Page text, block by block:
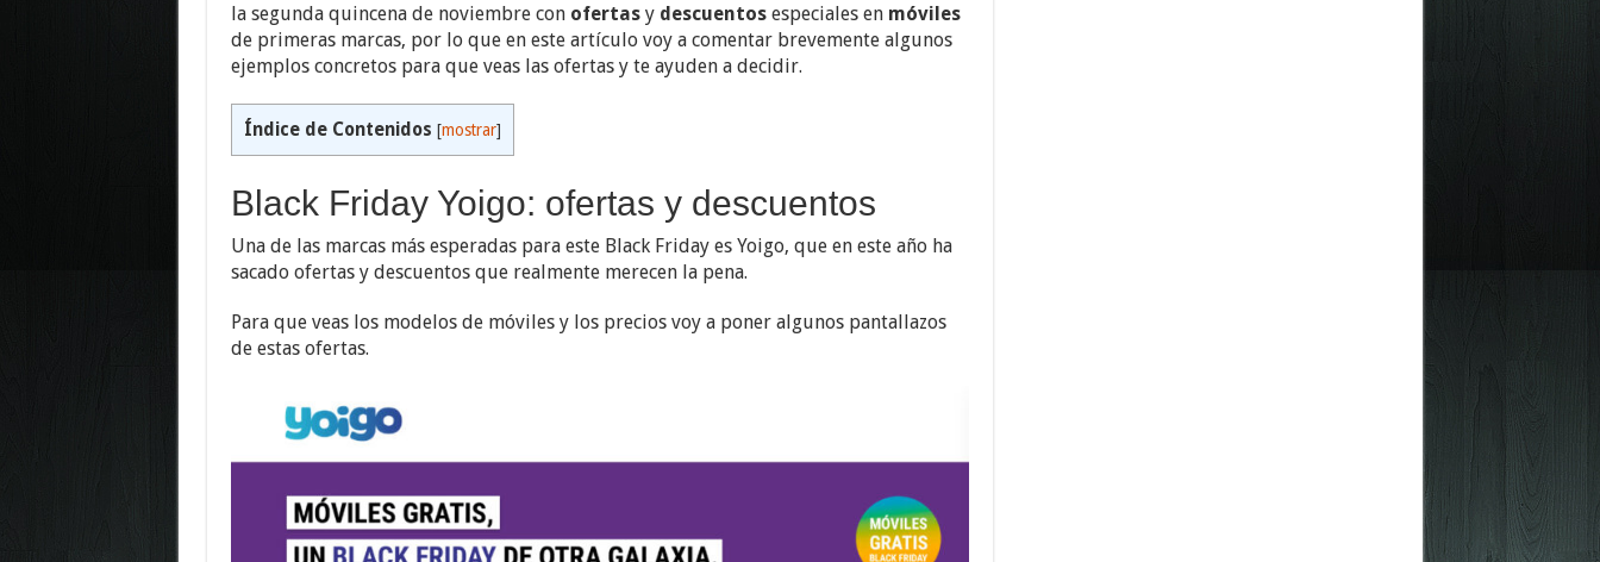
la segunda quincena de noviembre con ofertasy descuentosespeciales en móviles
de primeras marcas, por lo que en este artículo voy a comentar brevemente algunos
ejemplos concretos para que veas las ofertas y te ayuden a decidir.
Índice de Contenidos [mostrar]
Black Friday Yoigo: ofertas y descuentos
Una de las marcas más esperadas para este Black Friday es Yoigo, que en este año ha
sacado ofertas y descuentos que realmente merecen la pena.
Para que veas los modelos de móviles y los precios voy a poner algunos pantallazos
de estas ofertas.